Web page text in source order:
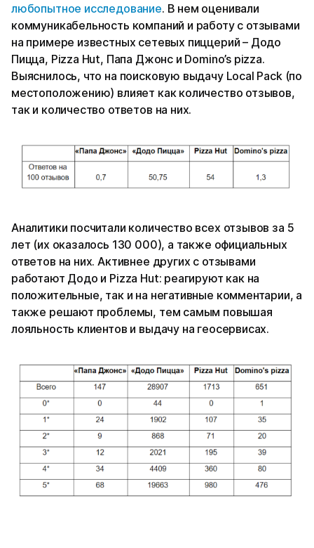
любопытное исследование. В нем оценивали
коммуникабельность компаний и работу с отзывами
на примере известных сетевых пиццерий – Додо
Пицца, Pizza Hut, Папа Джонс и Domino’s pizza.
Выяснилось, что на поисковую выдачу Local Pack (по
местоположению) влияет как количество отзывов,
так и количество ответов на них.
Аналитики посчитали количество всех отзывов за 5
лет (их оказалось 130 000), а также официальных
ответов на них. Активнее других с отзывами
работают Додо и Pizza Hut: реагируют как на
положительные, так и на негативные комментарии, а
также решают проблемы, тем самым повышая
лояльность клиентов и выдачу на геосервисах.